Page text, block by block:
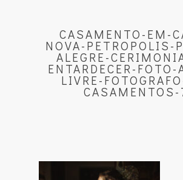
CASAMENTO-EM-
NOVA-PETROPOLIS-
ALEGRE-
ENTARDECER-FOTO-
LIVRE-
CASAMENTOS-